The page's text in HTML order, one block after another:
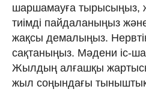
шаршамауға тырысыңыз,
тиімді пайдаланыңыз
жақсы демалыңыз.
сақтаныңыз. Мәдени іс-
Жылдың алғашқы
жыл соңындағы